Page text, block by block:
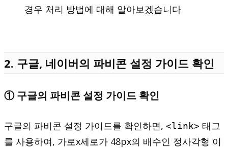
2. 구글, 네이버의 파비콘 설정 가이드 확인
① 구글의 파비콘 설정 가이드 확인
구글의 파비콘 설정 가이드를 확인하면, <link> 태그
를 사용하여, 가로x세로가 48px의 배수인 정사각형 이